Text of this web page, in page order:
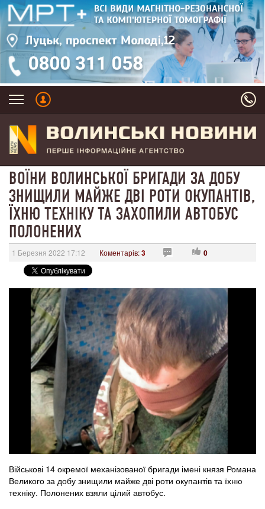
ВОЇНИ ВОЛИНСЬКОЇ БРИГАДИ ЗА ДОБУ
ЗНИЩИЛИ МАЙЖЕ ДВІ РОТИ ОКУПАНТІВ,
ЇХНЮ ТЕХНІКУ ТА ЗАХОПИЛИ АВТОБУС
ПОЛОНЕНИХ
1 Березня 2022 17:12 Коментарів:3 0
Військові 14 окремої механізованої бригади імені князя Романа
Великого за добу знищили майже дві роти окупантів та їхню
техніку. Полонених взяли цілий автобус.